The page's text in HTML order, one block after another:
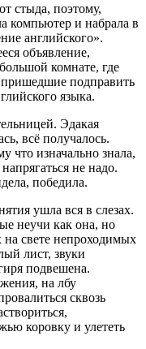
стыда, поэтому,
компьютер и набрала в
английского».
объявление,
комнате, где
подправить
языка.
Эдакая
всё получалось.
что изначально знала,
не надо.
победила.
ушла вся в слезах.
неучи как она, но
на свете непроходимых
лист, звуки
подвешена.
на лбу
сквозь
коровку и улететь